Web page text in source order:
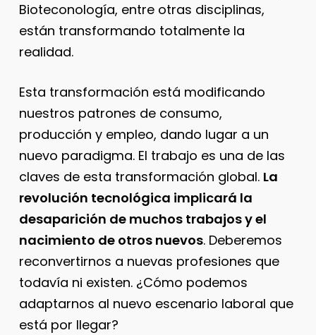
Bioteconología, entre otras disciplinas,
están transformando totalmente la
realidad.
Esta transformación está modificando
nuestros patrones de consumo,
producción y empleo, dando lugar a un
nuevo paradigma. El trabajo es una de las
claves de esta transformación global. La
revolución tecnológica implicará la
desaparición de muchos trabajos y el
nacimiento de otros nuevos. Deberemos
reconvertirnos a nuevas profesiones que
todavía ni existen. ¿Cómo podemos
adaptarnos al nuevo escenario laboral que
está por llegar?